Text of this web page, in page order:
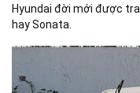
Hyundai đời mới được
hay Sonata.